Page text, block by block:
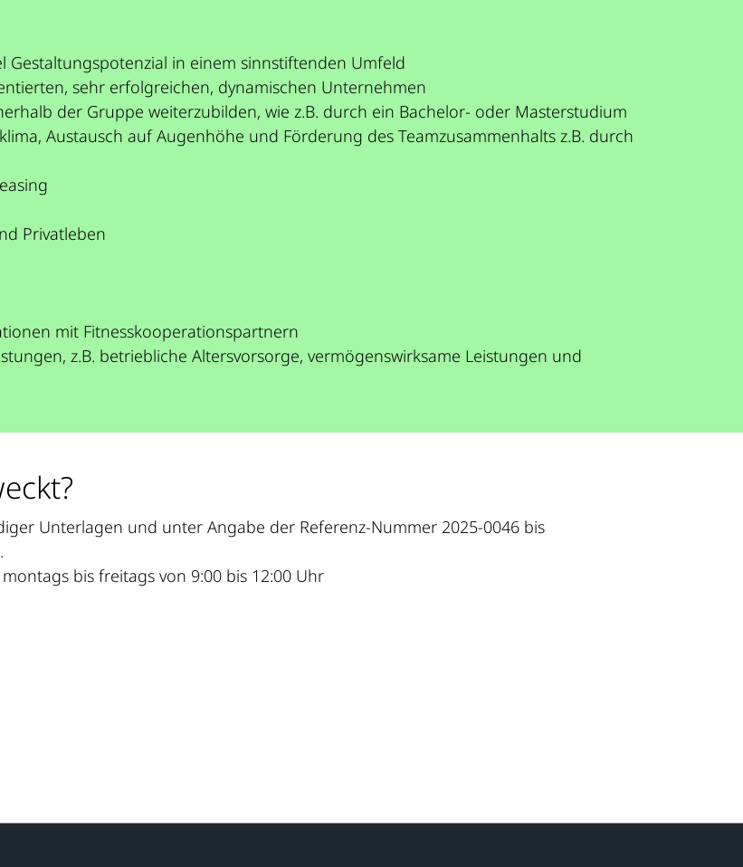
Gestaltungspotenzial in einem sinnstiftenden Umfeld
sehr erfolgreichen, dynamischen Unternehmen
der Gruppe weiterzubilden, wie z.B. durch ein Bachelor- oder Masterstudium
Austausch auf Augenhöhe und Förderung des Teamzusammenhalts z.B. durch
Privatleben
mit Fitnesskooperationspartnern
z.B. betriebliche Altersvorsorge, vermögenswirksame Leistungen und
Unterlagen und unter Angabe der Referenz-Nummer 2025-0046 bis
.
bis freitags von 9:00 bis 12:00 Uhr